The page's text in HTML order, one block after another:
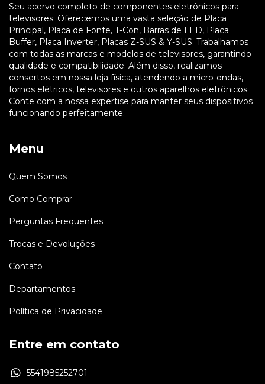
Seu acervo completo de componentes eletrônicos para
televisores: Oferecemos uma vasta seleção de Placa
Principal, Placa de Fonte, T-Con, Barras de LED, Placa
Buffer, Placa Inverter, Placas Z-SUS & Y-SUS. Trabalhamos
com todas as marcas e modelos de televisores, garantindo
qualidade e compatibilidade. Além disso, realizamos
consertos em nossa loja física, atendendo a micro-ondas,
fornos elétricos, televisores e outros aparelhos eletrônicos.
Conte com a nossa expertise para manter seus dispositivos
funcionando perfeitamente.
Menu
Quem Somos
Como Comprar
Perguntas Frequentes
Trocas e Devoluções
Contato
Departamentos
Política de Privacidade
Entre em contato
5541985252701